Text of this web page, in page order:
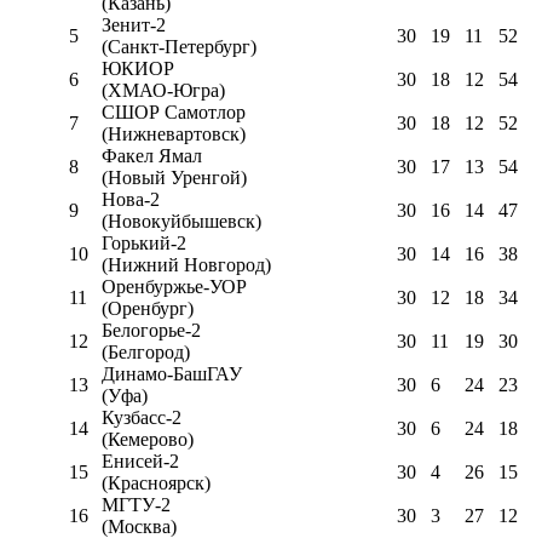
5
Зенит-2
(Санкт-Петербург)
30 19 11 52
6
ЮКИОР
(ХМАО-Югра)
30 18 12 54
7
СШОР Самотлор
(Нижневартовск)
30 18 12 52
8
Факел Ямал
(Новый Уренгой)
30 17 13 54
9
Нова-2
(Новокуйбышевск)
30 16 14 47
10
Горький-2
(Нижний Новгород)
30 14 16 38
11
Оренбуржье-УОР
(Оренбург)
30 12 18 34
12
Белогорье-2
(Белгород)
30 11 19 30
13
Динамо-БашГАУ
(Уфа)
30 6 24 23
14
Кузбасс-2
(Кемерово)
30 6 24 18
15
Енисей-2
(Красноярск)
30 4 26 15
16
МГТУ-2
(Москва)
30 3 27 12